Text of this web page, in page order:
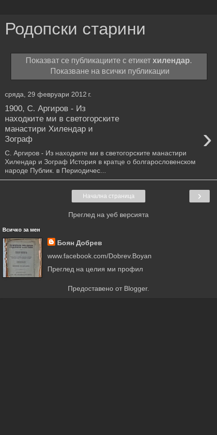
Родопски старини
Показват се публикациите с етикет хилендар.
Показване на всички публикации
сряда, 29 февруари 2012 г.
1900, С. Аргиров - Из
находките ми в светогорските
манастири Хилендар и
Зограф
›
С. Аргиров - Из находките ми в светогорските манастири
Хилендар и Зограф История в кратце о болгарословенском
народе Публик. в Периодичес...
›
Начална страница
Преглед на уеб версията
Всичко за мен
Боян Добрев
www.facebook.com/Dobrev.Boyan
Преглед на целия ми профил
Предоставено от Blogger.